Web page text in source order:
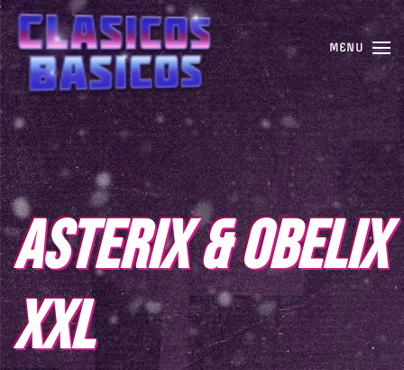
MENU
ASTERIX & OBELIX
XXL